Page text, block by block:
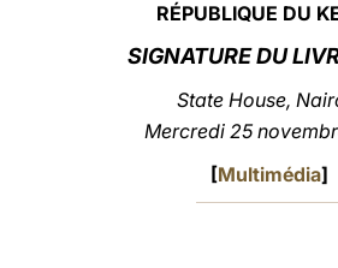
RÉPUBLIQUE DU
SIGNATURE DU
State House,
Mercredi 25
[Multimédia]